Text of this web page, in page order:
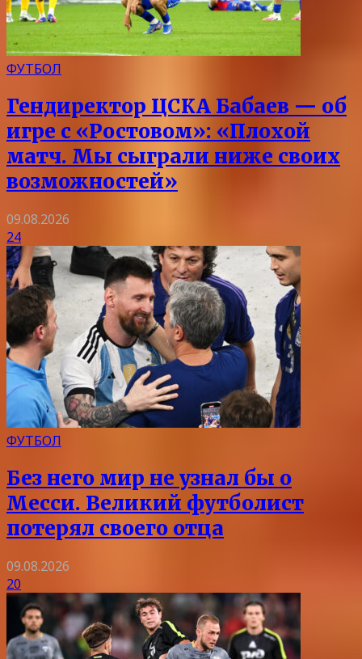
ФУТБОЛ
Гендиректор ЦСКА Бабаев — об
игре с «Ростовом»: «Плохой
матч. Мы сыграли ниже своих
возможностей»
09.08.2026
24
ФУТБОЛ
Без него мир не узнал бы о
Месси. Великий футболист
потерял своего отца
09.08.2026
20